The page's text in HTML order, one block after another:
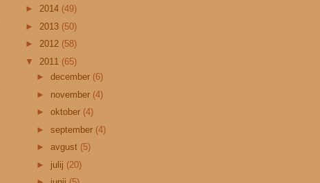
► 2014 (49)
► 2013 (50)
► 2012 (58)
▼ 2011 (65)
► december (6)
► november (4)
► oktober (4)
► september (4)
► avgust (5)
► julij (20)